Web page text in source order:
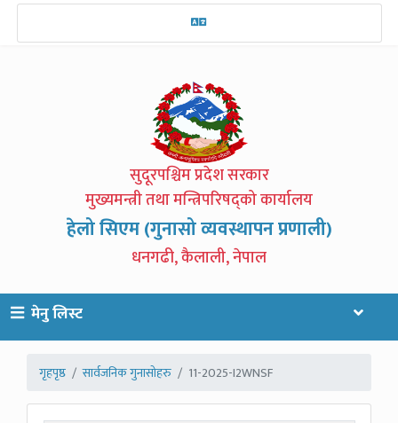
सुदूरपश्चिम प्रदेश सरकार
मुख्यमन्त्री तथा मन्त्रिपरिषद्को कार्यालय
हेलो सिएम (गुनासो व्यवस्थापन प्रणाली)
धनगढी, कैलाली, नेपाल
मेनु लिस्ट
गृहपृष्ठ सार्वजनिक गुनासोहरु 11-2025-I2WNSF